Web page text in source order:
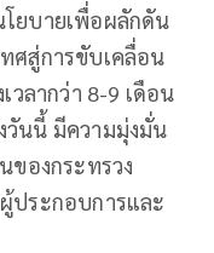
ยบายเพื่อผลักดัน
ศสู่การขับเคลื่อน
วลากว่า 8-9 เดือน
วันนี้ มีความมุ่งมั่น
ของกระทรวง
ประกอบการและ